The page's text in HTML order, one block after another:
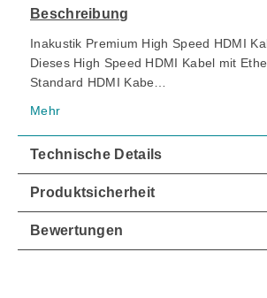
Beschreibung
Inakustik Premium High Speed HDMI
Dieses High Speed HDMI Kabel mit
Standard HDMI Kabe…
Mehr
Technische Details
Produktsicherheit
Bewertungen